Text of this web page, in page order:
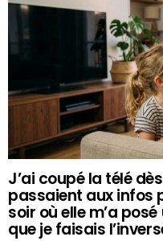
J’ai coupé la télé
passaient aux infos
soir où elle m’a
que je faisais